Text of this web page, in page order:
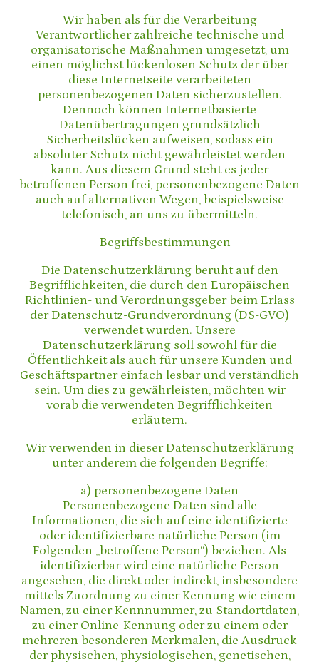
Wir haben als für die Verarbeitung
Verantwortlicher zahlreiche technische und
organisatorische Maßnahmen umgesetzt, um
einen möglichst lückenlosen Schutz der über
diese Internetseite verarbeiteten
personenbezogenen Daten sicherzustellen.
Dennoch können Internetbasierte
Datenübertragungen grundsätzlich
Sicherheitslücken aufweisen, sodass ein
absoluter Schutz nicht gewährleistet werden
kann. Aus diesem Grund steht es jeder
betroffenen Person frei, personenbezogene Daten
auch auf alternativen Wegen, beispielsweise
telefonisch, an uns zu übermitteln.
– Begriffsbestimmungen
Die Datenschutzerklärung beruht auf den
Begrifflichkeiten, die durch den Europäischen
Richtlinien- und Verordnungsgeber beim Erlass
der Datenschutz-Grundverordnung (DS-GVO)
verwendet wurden. Unsere
Datenschutzerklärung soll sowohl für die
Öffentlichkeit als auch für unsere Kunden und
Geschäftspartner einfach lesbar und verständlich
sein. Um dies zu gewährleisten, möchten wir
vorab die verwendeten Begrifflichkeiten
erläutern.
Wir verwenden in dieser Datenschutzerklärung
unter anderem die folgenden Begriffe:
a) personenbezogene Daten
Personenbezogene Daten sind alle
Informationen, die sich auf eine identifizierte
oder identifizierbare natürliche Person (im
Folgenden „betroffene Person“) beziehen. Als
identifizierbar wird eine natürliche Person
angesehen, die direkt oder indirekt, insbesondere
mittels Zuordnung zu einer Kennung wie einem
Namen, zu einer Kennnummer, zu Standortdaten,
zu einer Online-Kennung oder zu einem oder
mehreren besonderen Merkmalen, die Ausdruck
der physischen, physiologischen, genetischen,